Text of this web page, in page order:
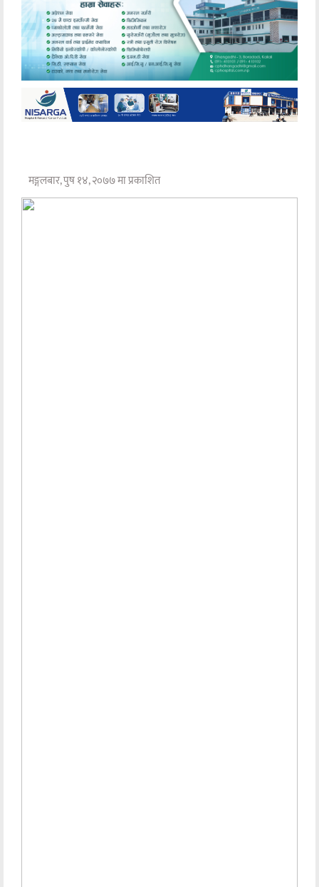
मङ्गलबार, पुष १४, २०७७ मा प्रकाशित